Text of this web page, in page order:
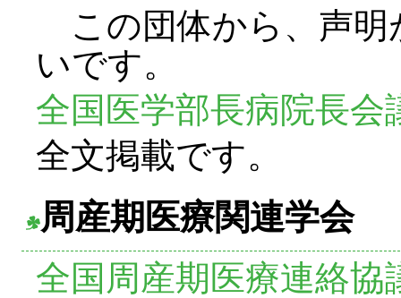
この団体から、声明
いです。
全国医学部長病院長会
全文掲載です。
周産期医療関連学会
全国周産期医療連絡協